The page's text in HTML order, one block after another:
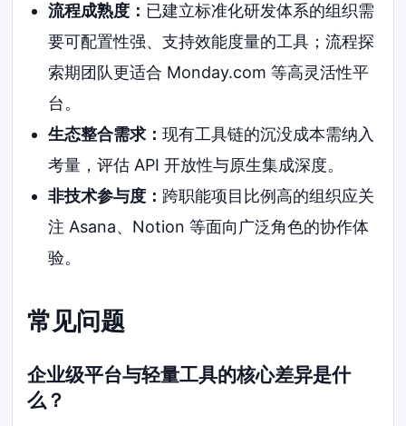
流程成熟度： 已建立标准化研发体系的组织需
要可配置性强、支持效能度量的工具；流程探
索期团队更适合 Monday.com 等高灵活性平
台。
生态整合需求： 现有工具链的沉没成本需纳入
考量，评估 API 开放性与原生集成深度。
非技术参与度： 跨职能项目比例高的组织应关
注 Asana、Notion 等面向广泛角色的协作体
验。
常见问题
企业级平台与轻量工具的核心差异是什
么？